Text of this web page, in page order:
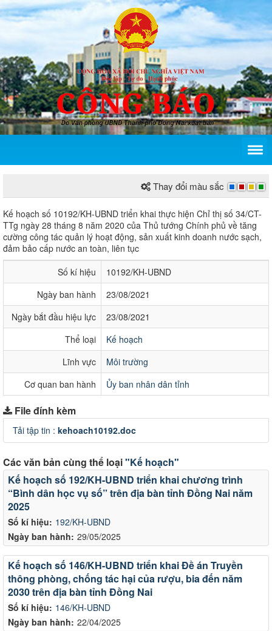
Thay đổi màu sắc
Kế hoạch số 10192/KH-UBND của Ủy ban nhân
Kế hoạch số 10192/KH-UBND triển khai thực hiện Chỉ thị số 34/CT-
TTg ngày 28 tháng 8 năm 2020 của Thủ tướng Chính phủ về tăng
cường công tác quản lý hoạt động, sản xuất kinh doanh nước sạch,
đảm bảo cấp nước an toàn, liên tục
Số kí hiệu
10192/KH-UBND
Ngày ban hành
23/08/2021
Ngày bắt đầu hiệu lực
23/08/2021
Thể loại
Kế hoạch
Lĩnh vực
Môi trường
Cơ quan ban hành
Ủy ban nhân dân tỉnh
File đính kèm
Tải tập tin : kehoach10192.doc
Các văn bản cùng thể loại"Kế hoạch"
Số kí hiệu: 192/KH-UBND
Ngày ban hành: 29/05/2025
Kế hoạch số 192/KH-UBND triển khai chương trình
“Bình dân học vụ số” trên địa bàn tỉnh Đồng Nai năm
2025
Số kí hiệu: 146/KH-UBND
Ngày ban hành: 22/04/2025
Kế hoạch số 146/KH-UBND triển khai Đề án Truyền
thông phòng, chống tác hại của rượu, bia đến năm
2030 trên địa bàn tỉnh Đồng Nai